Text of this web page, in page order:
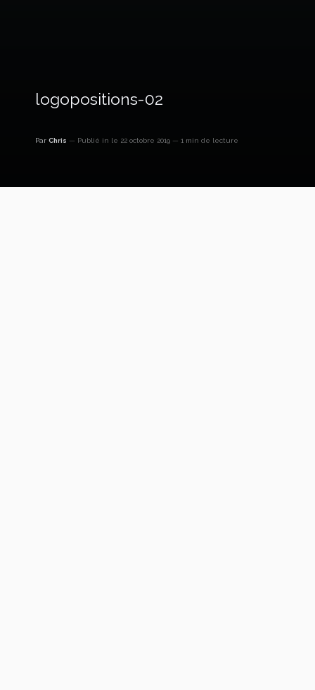
logopositions-02
Par Chris Publié in le 22 octobre 2019 1 min de lecture